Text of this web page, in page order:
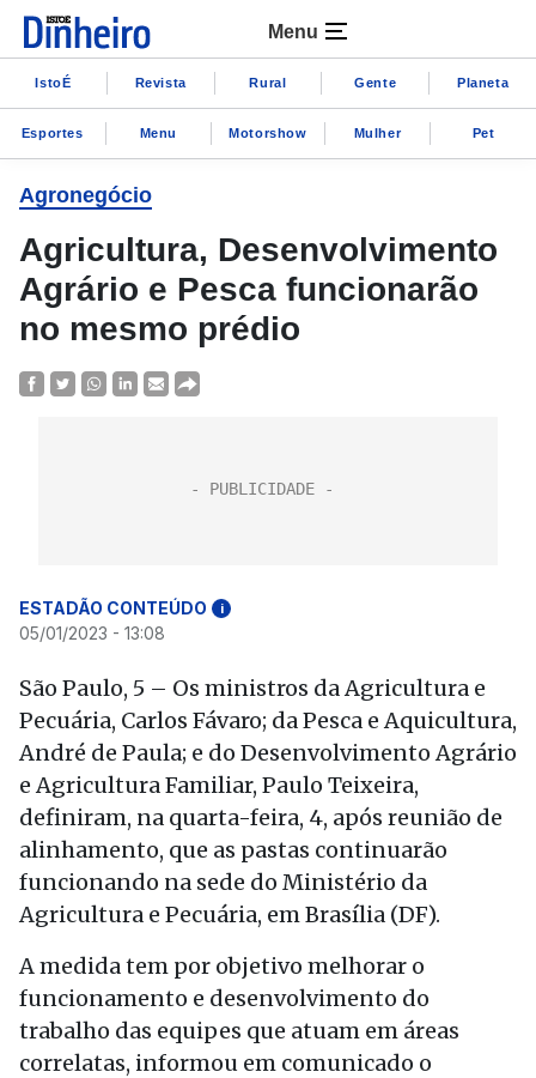
Menu
IstoÉ Revista Rural Gente Planeta
Esportes Menu Motorshow Mulher Pet
Agronegócio
Agricultura, Desenvolvimento
Agrário e Pesca funcionarão
no mesmo prédio
ESTADÃO CONTEÚDO i
05/01/2023 - 13:08
São Paulo, 5 – Os ministros da Agricultura e
Pecuária, Carlos Fávaro; da Pesca e Aquicultura,
André de Paula; e do Desenvolvimento Agrário
e Agricultura Familiar, Paulo Teixeira,
definiram, na quarta-feira, 4, após reunião de
alinhamento, que as pastas continuarão
funcionando na sede do Ministério da
Agricultura e Pecuária, em Brasília (DF).
A medida tem por objetivo melhorar o
funcionamento e desenvolvimento do
trabalho das equipes que atuam em áreas
correlatas, informou em comunicado o